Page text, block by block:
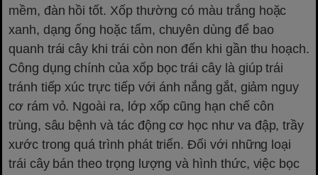
mềm, đàn hồi tốt. Xốp thường có màu trắng hoặc
xanh, dạng ống hoặc tấm, chuyên dùng để bao
quanh trái cây khi trái còn non đến khi gần thu hoạch.
Công dụng chính của xốp bọc trái cây là giúp trái
tránh tiếp xúc trực tiếp với ánh nắng gắt, giảm nguy
cơ rám vỏ. Ngoài ra, lớp xốp cũng hạn chế côn
trùng, sâu bệnh và tác động cơ học như va đập, trầy
xước trong quá trình phát triển. Đối với những loại
trái cây bán theo trọng lượng và hình thức, việc bọc